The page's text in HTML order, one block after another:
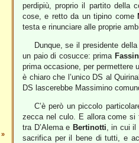
»
perdipiù, proprio il partito della
cose, e retto da un tipino come
testa e rinunciare alle proprie
Dunque, se il presidente
un paio di cosucce: prima
prima occasione, per permettere
è chiaro che l’unico DS al
DS lascerebbe Massimino
C’è però un piccolo
zecca nel culo. E allora come si
tra D’Alema e Bertinotti, in cui il
sacrifica per il bene di tutti, e